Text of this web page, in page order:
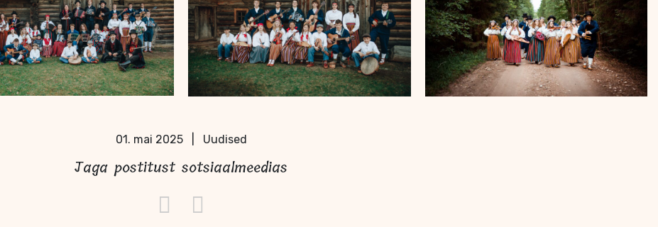
01. mai 2025 Uudised
Jaga postitust sotsiaalmeedias